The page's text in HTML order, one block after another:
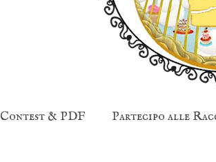
Contest & PDF Partecipo alle